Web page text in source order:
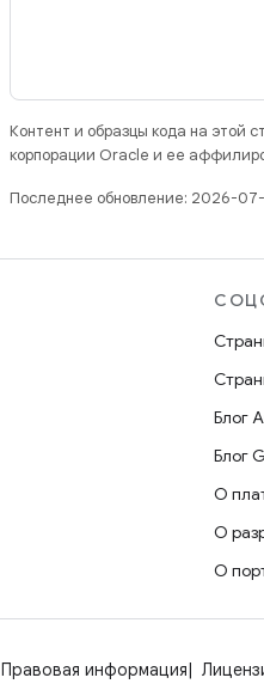
Контент и образцы кода на этой
корпорации Oracle и ее
Последнее обновление: 2026-
Блог
Блог
О
О
О
Правовая информация